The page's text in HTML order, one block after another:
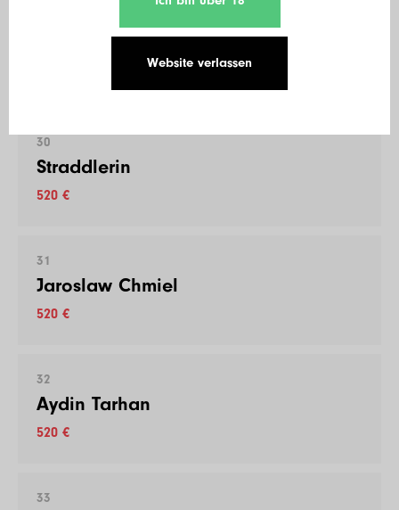
30
Straddlerin
520 €
31
Jaroslaw Chmiel
520 €
32
Aydin Tarhan
520 €
33
Website verlassen